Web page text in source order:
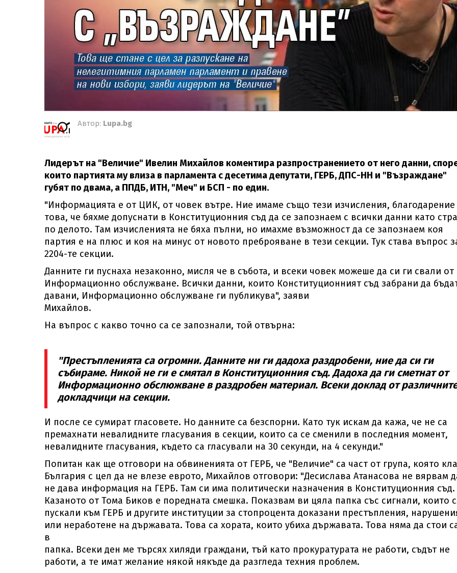
Автор: Lupa.bg
Лидерът на "Величие" Ивелин Михайлов коментира разпространението от него данни,
които партията му влиза в парламента с десетима депутати, ГЕРБ, ДПС-НН и "Възраждане"
губят по двама, а ППДБ, ИТН, "Меч" и БСП - по един.
"Информацията е от ЦИК, от човек вътре. Ние имаме също тези изчисления, благодарение
това, че бяхме допуснати в Конституционния съд да се запознаем с всички данни като
по делото. Там изчисленията не бяха пълни, но имахме възможност да се запознаем коя
партия е на плюс и коя на минус от новото преброяване в тези секции. Тук става въпрос
2204-те секции.
Данните ги пуснаха незаконно, мисля че в събота, и всеки човек можеше да си ги свали от
Информационно обслужване. Всички данни, които Конституционният съд забрани да
давани, Информационно обслужване ги публикува", заяви
Михайлов.
На въпрос с какво точно са се запознали, той отвърна:
"Престъпленията са огромни. Данните ни ги дадоха раздробени, ние да си ги
събираме. Никой не ги е смятал в Конституционния съд. Дадоха да ги сметнат от
Информационно обслюжване в раздробен материал. Всеки доклад от
докладчици на секции.
И после се сумират гласовете. Но данните са безспорни. Като тук искам да кажа, че не са
премахнати невалидните гласувания в секции, които са се сменили в последния момент,
невалидните гласувания, където са гласували на 30 секунди, на 4 секунди."
Попитан как ще отговори на обвиненията от ГЕРБ, че "Величие" са част от група, която
България с цел да не влезе еврото, Михайлов отговори: "Десислава Атанасова не вярвам
не дава информация на ГЕРБ. Там си има политически назначения в Конституционния съд.
Казаното от Тома Биков е поредната смешка. Показвам ви цяла папка със сигнали, които
пускали към ГЕРБ и другите институции за стопроцента доказани престъпления,
или неработене на държавата. Това са хората, които убиха държавата. Това няма да стои
в
папка. Всеки ден ме търсях хиляди граждани, тъй като прокуратурата не работи, съдът не
работи, а те имат желание някой някъде да разгледа техния проблем.